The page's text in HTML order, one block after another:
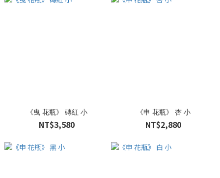
《曳 花瓶》 磚紅 小
NT$3,580
《申 花瓶》 杏 小
NT$2,880